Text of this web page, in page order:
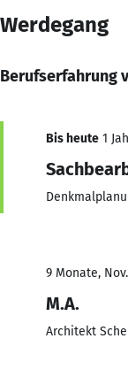
Werdegang
Berufserfahrung
Bis heute 1
9 Monate,
M.A.
Architekt